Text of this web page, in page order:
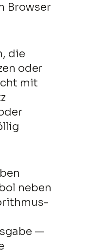
Browser
die
oder
mit
neben
—